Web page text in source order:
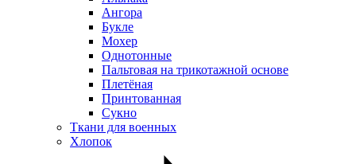
Ангора
Букле
Мохер
Однотонные
Пальтовая на трикотажной основе
Плетёная
Принтованная
Сукно
Ткани для военных
Хлопок